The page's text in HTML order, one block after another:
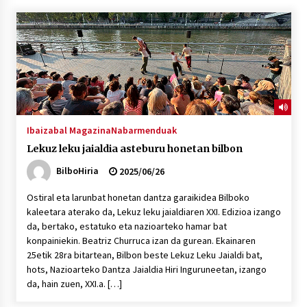
“Hiztegi bat” Gorka Urbizuk idatzitako letren
hiztegia
2026/07/23
Bakaikuko barnetegitik gazteek egindako saio
berezia
Kontserbatorioan protagonista
2026/07/15
Gaur abitua da Bilbao bbk live jaialdia
Ibaizabal MagazinaNabarmenduak
Lekuz leku jaialdia asteburu honetan bilbon
BilboHiria
2025/06/26
Ostiral eta larunbat honetan dantza garaikidea Bilboko
kaleetara aterako da, Lekuz leku jaialdiaren XXI. Edizioa izango
da, bertako, estatuko eta nazioarteko hamar bat
konpainiekin. Beatriz Churruca izan da gurean. Ekainaren
25etik 28ra bitartean, Bilbon beste Lekuz Leku Jaialdi bat,
hots, Nazioarteko Dantza Jaialdia Hiri Inguruneetan, izango
da, hain zuen, XXI.a. […]